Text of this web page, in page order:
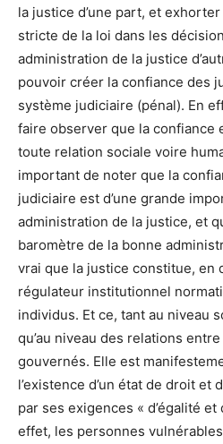
la justice d’une part, et
stricte de la loi dans les
administration de la justice
pouvoir créer la confiance des
système judiciaire (pénal). En
faire observer que la confiance
toute relation sociale voire
important de noter que la
judiciaire est d’une grande
administration de la justice, et
baromètre de la bonne
vrai que la justice constitue, en
régulateur institutionnel
individus. Et ce, tant au niveau
qu’au niveau des relations
gouvernés. Elle est
l’existence d’un état de droit et
par ses exigences « d’égalité
effet, les personnes